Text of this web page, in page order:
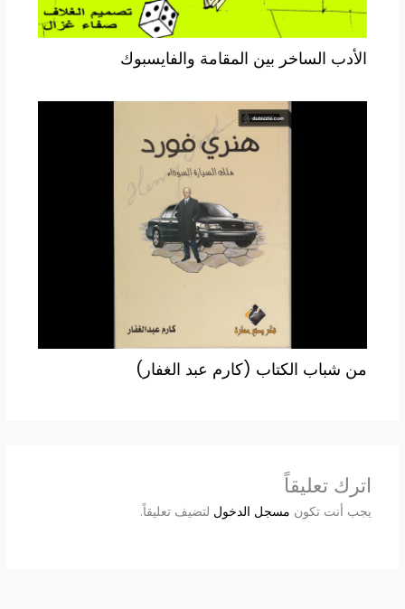
الأدب الساخر بين المقامة والفايسبوك
من شباب الكتاب (كارم عبد الغفار)
اترك تعليقاً
يجب أنت تكون مسجل الدخول لتضيف تعليقاً.